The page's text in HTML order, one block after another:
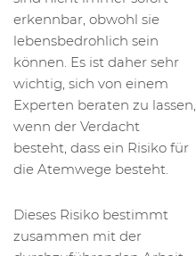
erkennbar, obwohl sie
lebensbedrohlich sein
können. Es ist daher sehr
wichtig, sich von einem
Experten beraten zu lassen,
wenn der Verdacht
besteht, dass ein Risiko für
die Atemwege besteht.
Dieses Risiko bestimmt
zusammen mit der